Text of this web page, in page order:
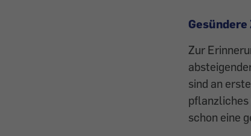
Zur
sind an
pflanzliches
schon eine